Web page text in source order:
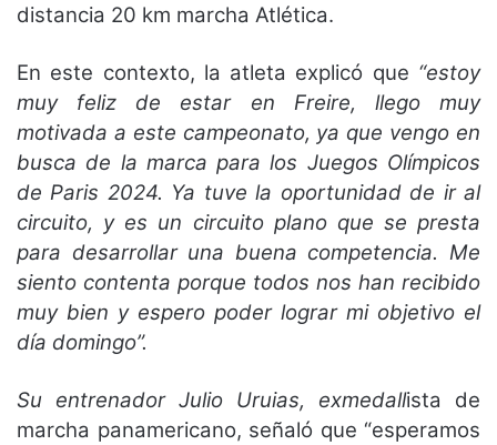
distancia 20 km marcha Atlética.
En este contexto, la atleta explicó que “estoy
muy feliz de estar en Freire, llego muy
motivada a este campeonato, ya que vengo en
busca de la marca para los Juegos Olímpicos
de Paris 2024. Ya tuve la oportunidad de ir al
circuito, y es un circuito plano que se presta
para desarrollar una buena competencia. Me
siento contenta porque todos nos han recibido
muy bien y espero poder lograr mi objetivo el
día domingo”.
Su entrenador Julio Uruias, exmedallista de
marcha panamericano, señaló que “esperamos